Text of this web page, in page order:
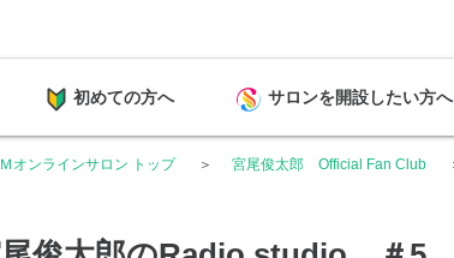
初めての方へ サロンを開設したい方へ
オンラインサロン トップ 宮尾俊太郎 Official Fan Club